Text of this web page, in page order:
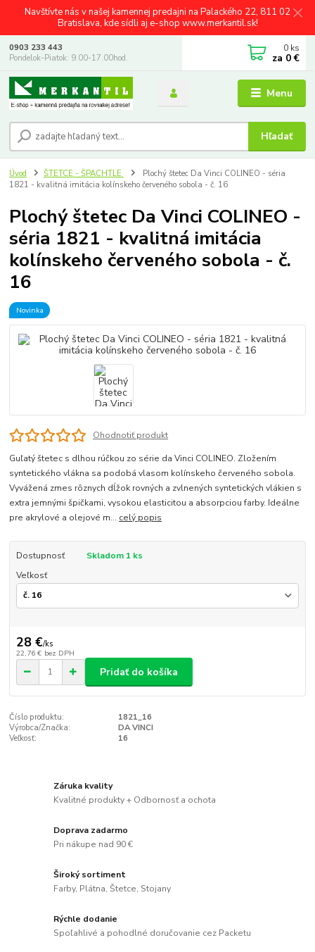
Navštívte nás v našej kamennej predajni na Palackého 22, 811 02
Bratislava, kde sídli aj e-shop www.merkantil.sk!
Menu
Hľadať
0903 233 443
Pondelok-Piatok: 9.00-17.00hod.
0 ks
za 0 €
Úvod ŠTETCE - ŠPACHTLE
Plochý štetec Da Vinci COLINEO - séria
1821 - kvalitná imitácia kolínskeho červeného sobola - č. 16
Plochý štetec Da Vinci COLINEO -
séria 1821 - kvalitná imitácia
kolínskeho červeného sobola - č.
16
Novinka
Ohodnotiť produkt
Guľatý štetec s dlhou rúčkou zo série da Vinci COLINEO. Zložením
syntetického vlákna sa podobá vlasom kolínskeho červeného sobola.
Vyvážená zmes rôznych dĺžok rovných a zvlnených syntetických vlákien s
extra jemnými špičkami, vysokou elasticitou a absorpciou farby. Ideálne
pre akrylové a olejové m... celý popis
Dostupnosť
Skladom 1 ks
Veľkosť
28 €/ks
22,76 € bez DPH
Pridať do košíka
Číslo produktu:
1821_16
Výrobca/Značka:
DA VINCI
Veľkosť:
16
Záruka kvality
Kvalitné produkty + Odbornosť a ochota
Doprava zadarmo
Pri nákupe nad 90 €
Široký sortiment
Farby, Plátna, Štetce, Stojany
Rýchle dodanie
Spoľahlivé a pohodlné doručovanie cez Packetu